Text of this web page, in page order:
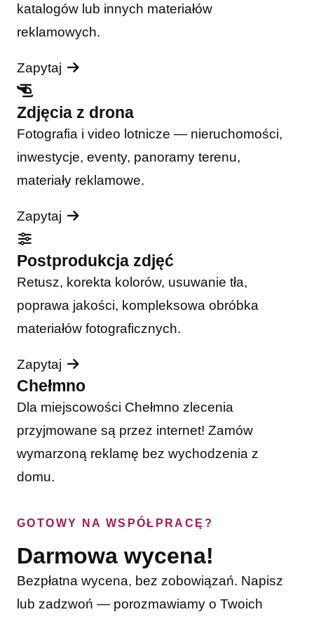
katalogów lub innych materiałów
reklamowych.
Zapytaj
Zdjęcia z drona
Fotografia i video lotnicze — nieruchomości,
inwestycje, eventy, panoramy terenu,
materiały reklamowe.
Zapytaj
Postprodukcja zdjęć
Retusz, korekta kolorów, usuwanie tła,
poprawa jakości, kompleksowa obróbka
materiałów fotograficznych.
Zapytaj
Chełmno
Dla miejscowości Chełmno zlecenia
przyjmowane są przez internet! Zamów
wymarzoną reklamę bez wychodzenia z
domu.
GOTOWY NA WSPÓŁPRACĘ?
Darmowa wycena!
Bezpłatna wycena, bez zobowiązań. Napisz
lub zadzwoń — porozmawiamy o Twoich